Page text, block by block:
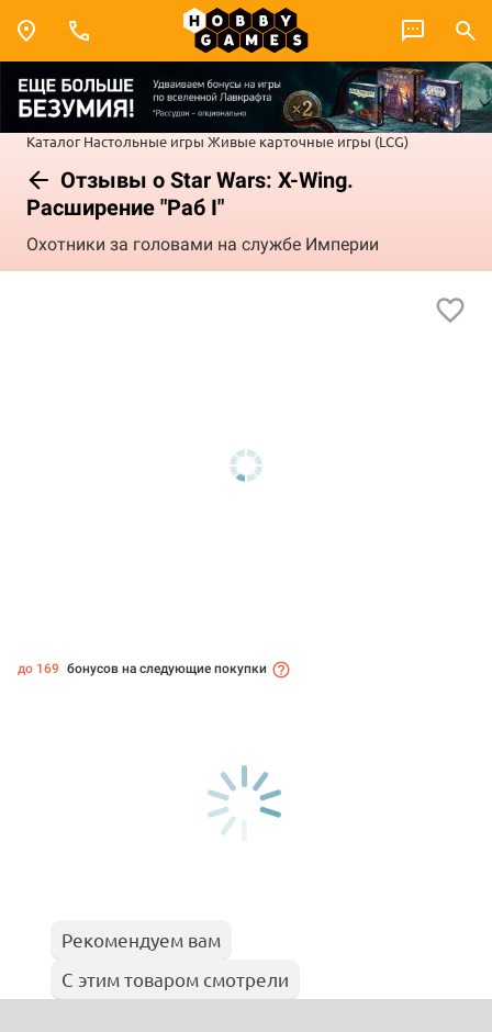
Каталог Настольные игры Живые карточные игры (LCG)
Отзывы о Star Wars: X-Wing.
Расширение "Раб I"
Охотники за головами на службе Империи
до 169 бонусов на следующие покупки
Рекомендуем вам
С этим товаром смотрели